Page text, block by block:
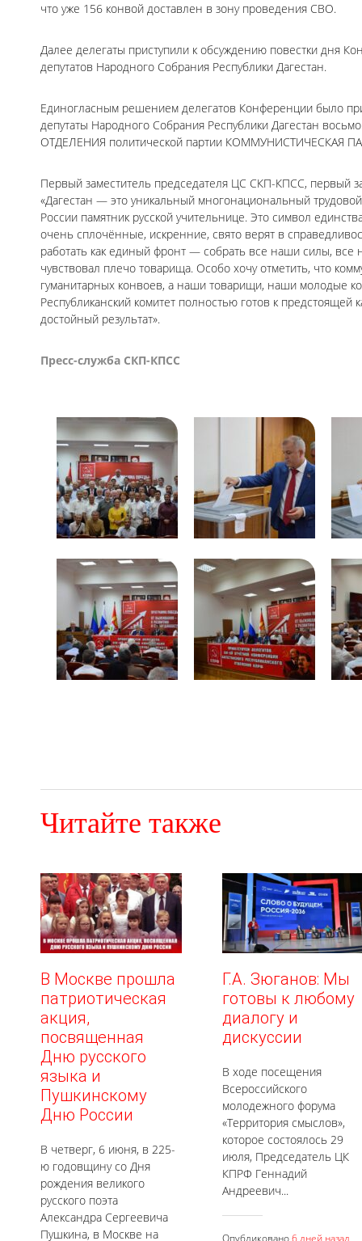
что уже 156 конвой доставлен в зону проведения СВО.
Далее делегаты приступили к обсуждению повестки дня
депутатов Народного Собрания Республики Дагестан.
Единогласным решением делегатов Конференции было
депутаты Народного Собрания Республики Дагестан
ОТДЕЛЕНИЯ политической партии КОММУНИСТИЧЕСКАЯ
Первый заместитель председателя ЦС СКП-КПСС, первый
«Дагестан — это уникальный многонациональный
России памятник русской учительнице. Это символ
очень сплочённые, искренние, свято верят в
работать как единый фронт — собрать все наши силы,
чувствовал плечо товарища. Особо хочу отметить, что
гуманитарных конвоев, а наши товарищи, наши молодые
Республиканский комитет полностью готов к
достойный результат».
Пресс-служба СКП-КПСС
Читайте также
В Москве прошла
патриотическая
акция,
посвященная
Дню русского
языка и
Пушкинскому
Дню России
В четверг, 6 июня, в 225-
ю годовщину со Дня
рождения великого
русского поэта
Александра Сергеевича
Пушкина, в Москве на
Г.А. Зюганов: Мы
готовы к любому
диалогу и
дискуссии
В ходе посещения
Всероссийского
молодежного форума
«Территория смыслов»,
которое состоялось 29
июля, Председатель ЦК
КПРФ Геннадий
Андреевич...
Опубликовано6 дней назад